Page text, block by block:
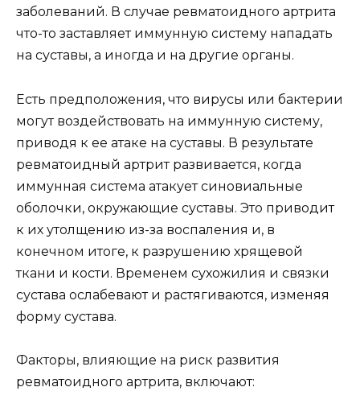
заболеваний. В случае ревматоидного артрита
что-то заставляет иммунную систему нападать
на суставы, а иногда и на другие органы.
Есть предположения, что вирусы или бактерии
могут воздействовать на иммунную систему,
приводя к ее атаке на суставы. В результате
ревматоидный артрит развивается, когда
иммунная система атакует синовиальные
оболочки, окружающие суставы. Это приводит
к их утолщению из-за воспаления и, в
конечном итоге, к разрушению хрящевой
ткани и кости. Временем сухожилия и связки
сустава ослабевают и растягиваются, изменяя
форму сустава.
Факторы, влияющие на риск развития
ревматоидного артрита, включают: